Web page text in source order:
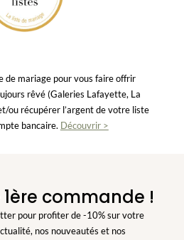
de mariage pour vous faire offrir
rêvé (Galeries Lafayette, La
ou récupérer l’argent de votre liste
bancaire. Découvrir >
1ère commande !
pour profiter de -10% sur votre
nos nouveautés et nos